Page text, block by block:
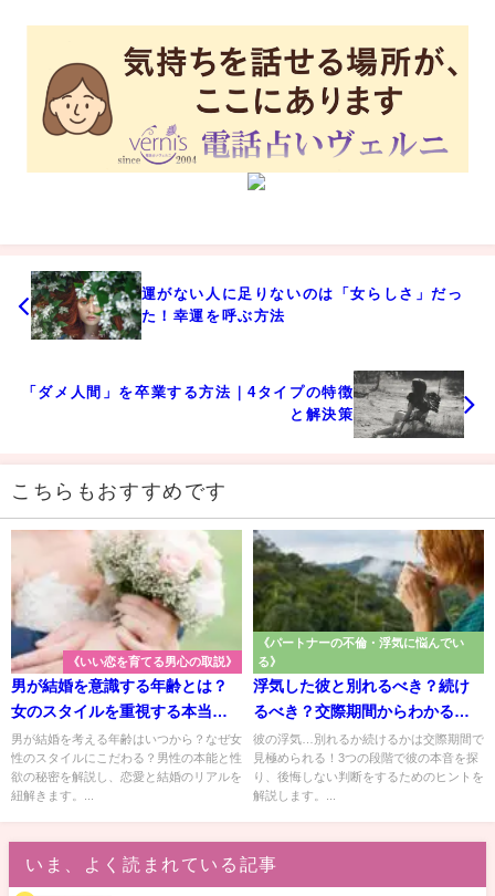
運がない人に足りないのは「女らしさ」だっ
た！幸運を呼ぶ方法
「ダメ人間」を卒業する方法｜4タイプの特徴
と解決策
こちらもおすすめです
《いい恋を育てる男心の取説》
男が結婚を意識する年齢とは？
女のスタイルを重視する本当の
理由
男が結婚を考える年齢はいつから？なぜ女
性のスタイルにこだわる？男性の本能と性
欲の秘密を解説し、恋愛と結婚のリアルを
紐解きます。...
《パートナーの不倫・浮気に悩んでい
る》
浮気した彼と別れるべき？続け
るべき？交際期間からわかる見
極め法
彼の浮気…別れるか続けるかは交際期間で
見極められる！3つの段階で彼の本音を探
り、後悔しない判断をするためのヒントを
解説します。...
いま、よく読まれている記事